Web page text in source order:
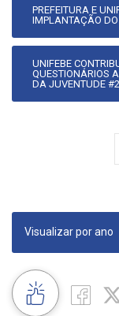
PREFEITURA E
IMPLANTAÇÃO
UNIFEBE
QUESTIONÁRIOS
DA JUVENTUDE #2
Visualizar por ano